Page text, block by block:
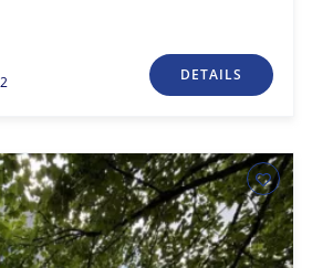
2 DETAILS